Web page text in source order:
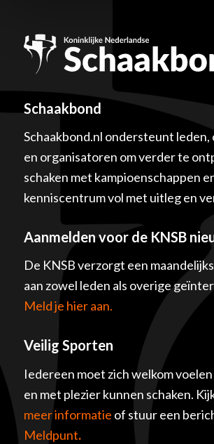
Schaakbond
Schaakbond.nl ondersteunt leden,
en organisatoren om verder te
schaken met kampioenschappen
kenniscentrum vol met uitleg en
Aanmelden voor de KNSB
De KNSB verzorgt een
aan zowel leden als overige
Meld je hier aan.
Veilig Sporten
Iedereen moet zich welkom
en met plezier kunnen schaken.
meer informatie of stuur een
Meldpunt.